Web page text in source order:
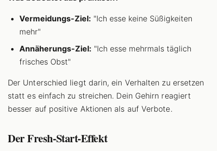
Vermeidungs-Ziel: "Ich esse keine Süßigkeiten
mehr"
Annäherungs-Ziel: "Ich esse mehrmals täglich
frisches Obst"
Der Unterschied liegt darin, ein Verhalten zu ersetzen
statt es einfach zu streichen. Dein Gehirn reagiert
besser auf positive Aktionen als auf Verbote.
Der Fresh-Start-Effekt